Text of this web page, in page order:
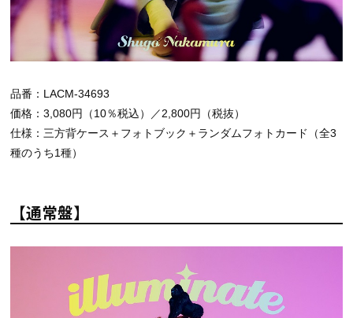
品番：LACM-34693
価格：3,080円（10％税込）／2,800円（税抜）
仕様：三方背ケース＋フォトブック＋ランダムフォトカード（全3
種のうち1種）
【通常盤】